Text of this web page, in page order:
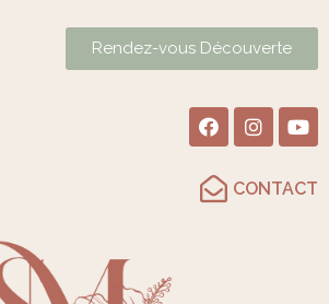
Rendez-vous Découverte
CONTACT